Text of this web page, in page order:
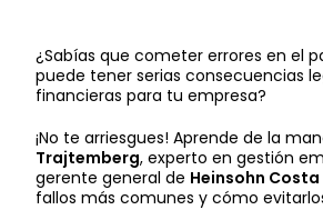
¿Sabías que cometer errores en el
puede tener serias consecuencias
financieras para tu empresa?
¡No te arriesgues! Aprende de la
Trajtemberg, experto en gestión
gerente general de Heinsohn Costa
fallos más comunes y cómo